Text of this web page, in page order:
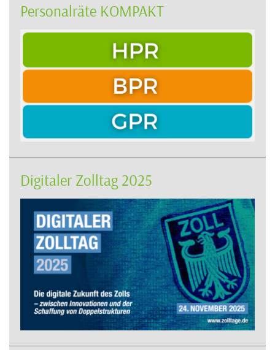
Personalräte KOMPAKT
Digitaler Zolltag 2025